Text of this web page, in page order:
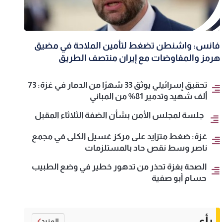
فانس: واشنطن تضغط لتأمين الملاحة في مضيق
هرمز والمفاوضات مع إيران منتصف الطريق
تحقيق إسرائيلي يوثق 33 شهرًا من الدمار في غزة: 73
ألف شهيد وتدمير 81% من المباني
جلسة لمجلس الأمن بشأن الضفة الثلاثاء المقبل
غزة: ضغط متزايد على مركز غسيل الكلى في مجمع
ناصر وسط نقص حاد بالمستلزمات
الصحة بغزة تحذر من تدهور خطير في وضع الطبيب
حسام أبو صفية